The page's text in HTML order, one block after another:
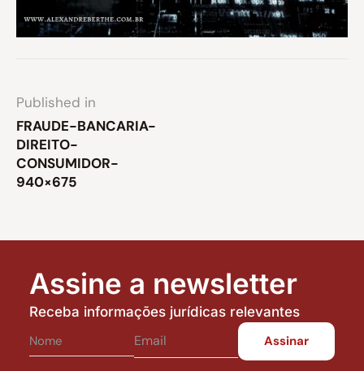
Published in
FRAUDE-BANCARIA-
DIREITO-
CONSUMIDOR-
940×675
Assine a newsletter
Receba informações jurídicas relevantes